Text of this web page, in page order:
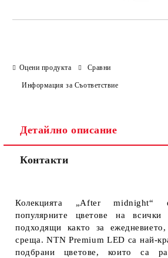
Оцени продукта Сравни
Информация за Съответствие
Детайлно описание
Контакти
Колекцията „After midnight“
популярните цветове на
подходящи както за
среща. NTN Premium LED са най-
подбрани цветове, които са